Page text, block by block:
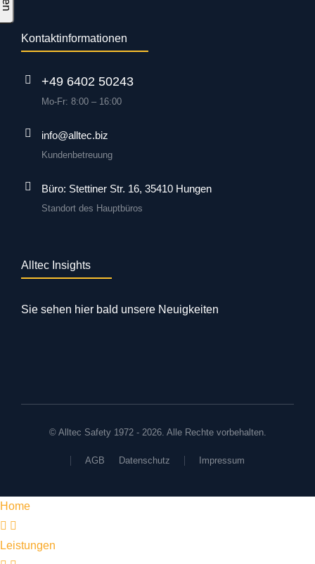
Kontaktinformationen
+49 6402 50243
Mo-Fr: 8:00 – 16:00
info@alltec.biz
Kundenbetreuung
Büro: Stettiner Str. 16, 35410 Hungen
Standort des Hauptbüros
Alltec Insights
Sie sehen hier bald unsere Neuigkeiten
© Alltec Safety 1972 - 2026. Alle Rechte vorbehalten.
AGB Datenschutz Impressum
Home
Leistungen